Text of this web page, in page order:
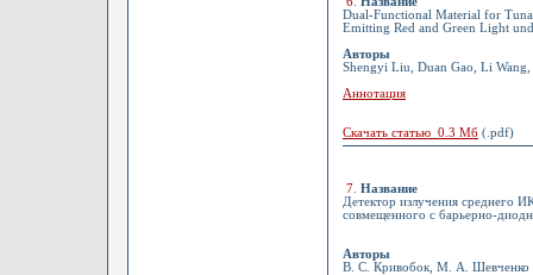
Dual-Functional Material for
Emitting Red and Green Light
Авторы
Shengyi Liu, Duan Gao, Li
Аннотация
Скачать статью 0.3 Мб (.pdf)
7 Название
Детектор излучения среднего
совмещенного с барьерно-
Авторы
В. С. Кривобок, М. А. Шевченко